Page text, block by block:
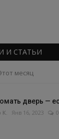
И СТАТЬИ
месяц
дверь —
Янв 16, 2023 0